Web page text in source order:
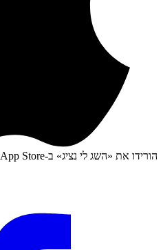
הורידו את «השג לי נציג» ב-App Store